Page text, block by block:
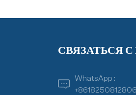
СВЯЗАТЬСЯ
WhatsApp :
+8618250812806